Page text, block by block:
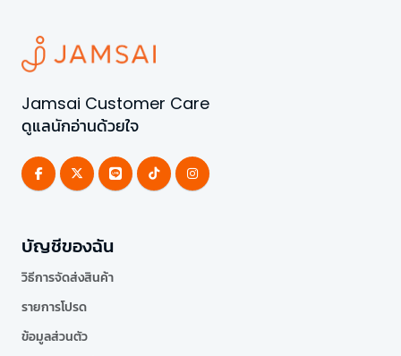
Jamsai Customer Care
ดูแลนักอ่านด้วยใจ
บัญชีของฉัน
วิธีการจัดส่งสินค้า
รายการโปรด
ข้อมูลส่วนตัว